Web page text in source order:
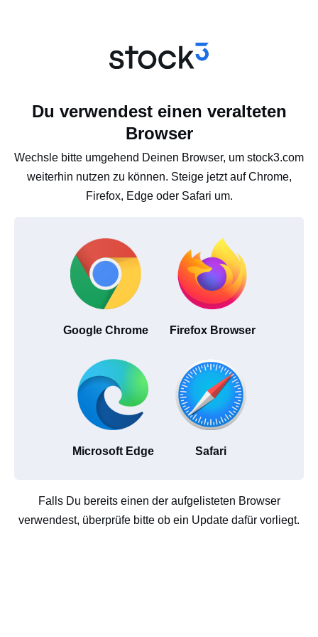
Du verwendest einen veralteten
Browser
Wechsle bitte umgehend Deinen Browser, um stock3.com
weiterhin nutzen zu können. Steige jetzt auf Chrome,
Firefox, Edge oder Safari um.
Google Chrome Firefox Browser
Microsoft Edge Safari
Falls Du bereits einen der aufgelisteten Browser
verwendest, überprüfe bitte ob ein Update dafür vorliegt.